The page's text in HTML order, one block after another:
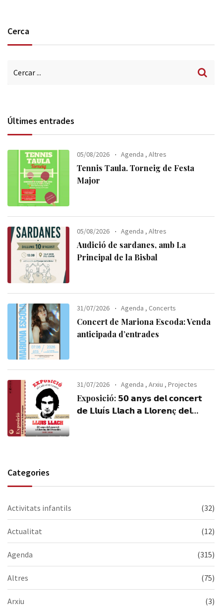
Cerca
Últimes entrades
05/08/2026 Agenda ,Altres
Tennis Taula. Torneig de Festa
Major
05/08/2026 Agenda ,Altres
Audició de sardanes, amb La
Principal de la Bisbal
31/07/2026 Agenda , Concerts
Concert de Mariona Escoda: Venda
anticipada d’entrades
31/07/2026 Agenda ,Arxiu ,Projectes
Exposició: 𝟱𝟬 𝗮𝗻𝘆𝘀 𝗱𝗲𝗹 𝗰𝗼𝗻𝗰𝗲𝗿𝘁
𝗱𝗲 𝗟𝗹𝘂í𝘀 𝗟𝗹𝗮𝗰𝗵 𝗮 𝗟𝗹𝗼𝗿𝗲𝗻ç 𝗱𝗲𝗹
Categories
Activitats infantils (32)
Actualitat (12)
Agenda (315)
Altres (75)
Arxiu (3)